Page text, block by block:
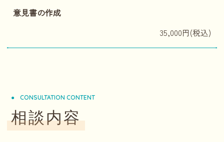
意見書の作成
35,000円(税込)
CONSULTATION CONTENT
相談内容